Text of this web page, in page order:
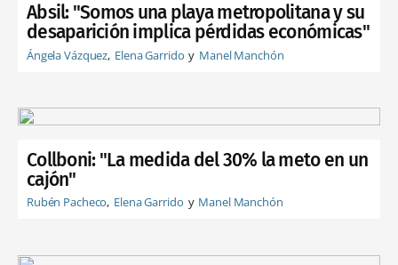
Absil: "Somos una playa metropolitana y su
desaparición implica pérdidas económicas"
Ángela Vázquez Elena Garrido Manel Manchón
Collboni: "La medida del 30% la meto en un
cajón"
Rubén Pacheco Elena Garrido Manel Manchón